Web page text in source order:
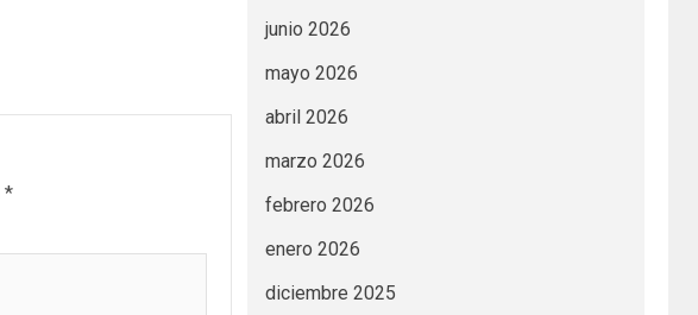
*
junio 2026
mayo 2026
abril 2026
marzo 2026
febrero 2026
enero 2026
diciembre 2025